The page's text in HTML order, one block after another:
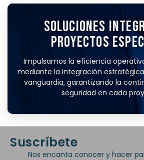
SOLUCIONES
PROYECTOS
Impulsamos la eficiencia
mediante la integración
vanguardia, garantizando la
seguridad en cada
Suscríbete
Nos encanta conocer y hacer